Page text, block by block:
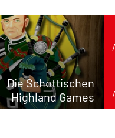
Die Schottischen
Highland Games